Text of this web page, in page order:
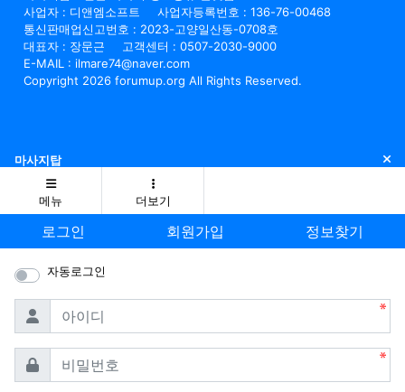
사업자 : 디앤엠소프트
사업자등록번호 : 136-76-00468
통신판매업신고번호 : 2023-고양일산동-0708호
대표자 : 장문근
고객센터 : 0507-2030-9000
E-MAIL : ilmare74@naver.com
Copyright 2026 forumup.org All Rights Reserved.
마사지탑 닫
메뉴 더보기
로그인 회원가입 정보찾기
자동로그인
아이디
비밀번호